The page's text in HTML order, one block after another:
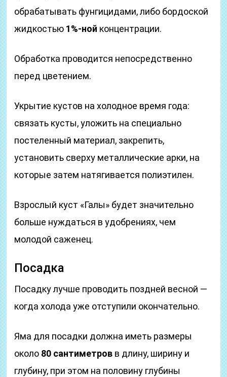
обрабатывать фунгицидами, либо бордоской
жидкостью 1%-ной концентрации.
Обработка проводится непосредственно
перед цветением.
Укрытие кустов на холодное время года:
связать кусты, уложить на специально
постеленный материал, закрепить,
установить сверху металлические арки, на
которые затем натягивается полиэтилен.
Взрослый куст «Галы» будет значительно
больше нуждаться в удобрениях, чем
молодой саженец.
Посадка
Посадку лучше проводить поздней весной —
когда холода уже отступили окончательно.
Яма для посадки должна иметь размеры
около 80 сантиметров в длину, ширину и
глубину, при этом на половину глубины